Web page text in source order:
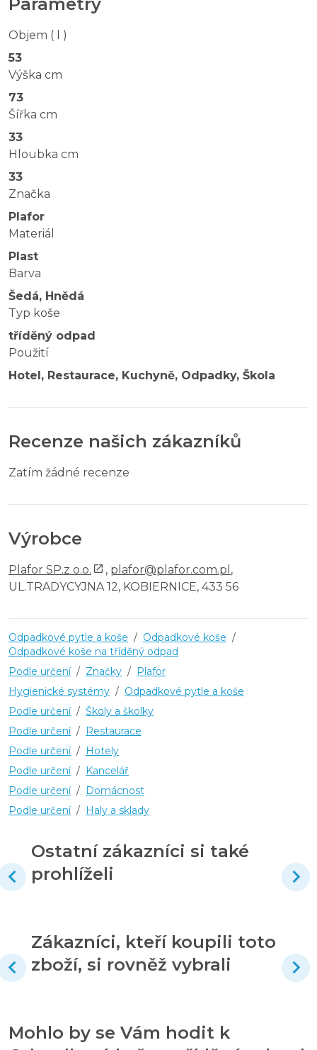
Objem ( l )
53
Výška cm
73
Šířka cm
33
Hloubka cm
33
Značka
Plafor
Materiál
Plast
Barva
Šedá, Hnědá
Typ koše
tříděný odpad
Použití
Hotel, Restaurace, Kuchyně, Odpadky, Škola
Recenze našich zákazníků
Zatím žádné recenze
Výrobce
Plafor SP.z o.o. , plafor@plafor.com.pl ,
UL.TRADYCYJNA 12, KOBIERNICE, 433 56
Odpadkové pytle a koše / Odpadkové koše /
Odpadkové koše na tříděný odpad
Podle určení / Značky / Plafor
Hygienické systémy / Odpadkové pytle a koše
Podle určení / Školy a školky
Podle určení / Restaurace
Podle určení / Hotely
Podle určení / Kancelář
Podle určení / Domácnost
Podle určení / Haly a sklady
Ostatní zákazníci si také
prohlíželi
Zákazníci, kteří koupili toto
zboží, si rovněž vybrali
Mohlo by se Vám hodit k